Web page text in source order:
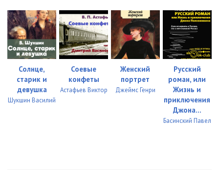
Солнце,
старик и
девушка
Шукшин Василий
Соевые
конфеты
Астафьев Виктор
Женский
портрет
Джеймс Генри
Русский
роман, или
Жизнь и
приключения
Джона...
Басинский Павел